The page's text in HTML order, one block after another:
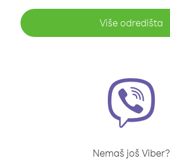
Više odredišta
Nemaš još Viber?